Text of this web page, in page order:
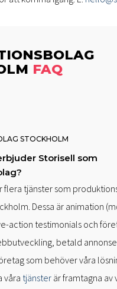
FAQ
STOCKHOLM
Storisell som
flera tjänster som
Dessa är animation
action testimonials och
betald
som behöver våra
våra tjänsterär framtagna av